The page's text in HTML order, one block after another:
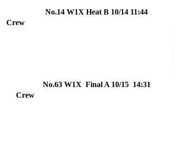
No.14 W1X Heat B 10/14 11:44
Crew
No.63 W1X Final A 10/15 14:31
Crew